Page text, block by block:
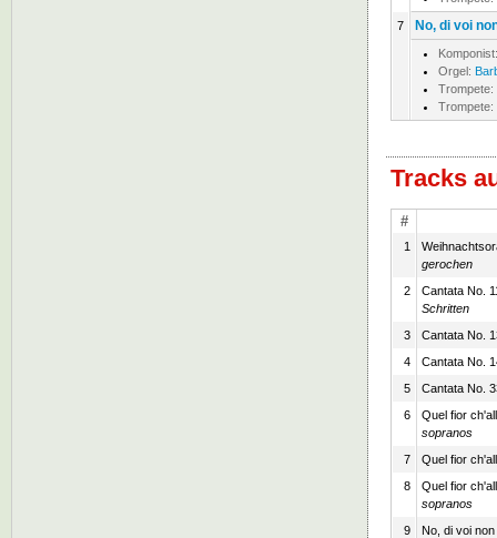
7 No, di voi
Orgel:
Trompete:
Trompete:
Tracks
#
1
gerochen
2
Cantata No.
Schritten
3
Cantata No.
4
Cantata No.
5
Cantata No.
6
Quel fior
sopranos
7
Quel fior
8
Quel fior
sopranos
9
No, di voi